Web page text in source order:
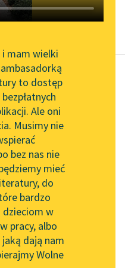
Zgłoś brak utworu
Narzędzia
Mapa Wolnych Lektur
Leśmianator
Przewodnik dla piszących i
czytających
API
OAI-PMH
Widget Wolnych Lektur
Przypisy
i mam wielki
to dostęp
Ale oni
Musimy nie
bez nas nie
mieć
do
bardzo
dzieciom w
pracy, albo
dają nam
Wolne
Beręsewicz
jest pana
mieć dobre
żonę się wybiera.
miałem, no i spoko!
—
za żonę...